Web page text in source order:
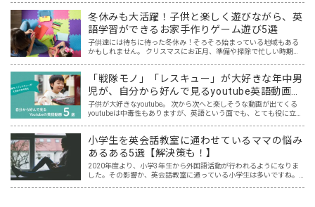
冬休みも大活躍！子供と楽しく遊びながら、英
語学習ができるお家手作りゲーム遊び5選
子供達には待ちに待った冬休み！そろそろ始まっている地域もある
かもしれません。 クリスマスにお正月、準備や掃除で忙しい時期で
「戦隊モノ」「レスキュー」が大好きな年中男
児が、自分から好んで見るyoutube英語動画５
選
子供が大好きなyoutube。 次から次へと楽しそうな動画が出てくる
youtubeは中毒性もありますが、英語という面でも、とても役に立つ
小学生を英会話教室に通わせているママの悩み
あるある5選【解決策も！】
2020年度より、小学3年生から外国語活動が行われるようになりま
した。その影響か、英会話教室に通っている小学生は多いですね。